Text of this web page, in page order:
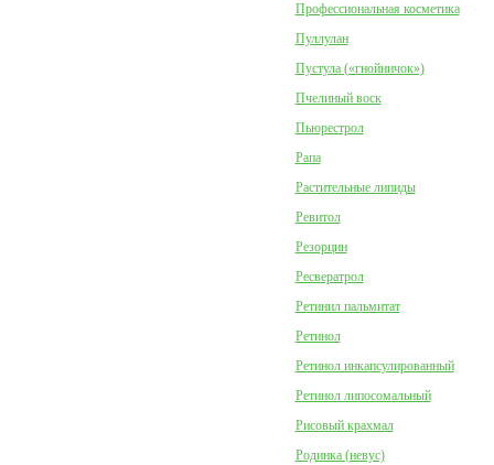
Профессиональная косметика
Пуллулан
Пустула («гнойничок»)
Пчелиный воск
Пьюрестрол
Рапа
Растительные липиды
Ревитол
Резорцин
Ресвератрол
Ретинил пальмитат
Ретинол
Ретинол инкапсулированный
Ретинол липосомальный
Рисовый крахмал
Родинка (невус)